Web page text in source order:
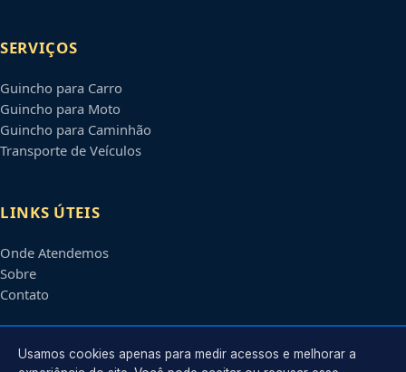
SERVIÇOS
Guincho para Carro
Guincho para Moto
Guincho para Caminhão
Transporte de Veículos
LINKS ÚTEIS
Onde Atendemos
Sobre
Contato
CONTATO
Usamos cookies apenas para medir acessos e melhorar a